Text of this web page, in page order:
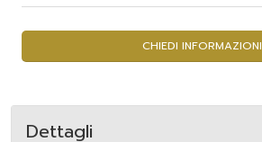
CHIEDI INFORMAZIONI
Dettagli